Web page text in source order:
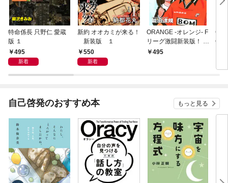
特命係長 只野仁 愛蔵
版 １
495
新着
新約 オオカミが来る！
新装版 １
550
新着
ORANGE -オレンジ- F
リーグ激闘新装版！ 第
１巻495
自己啓発のおすすめ本 もっと見る